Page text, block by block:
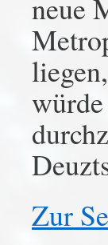
neue
Zur